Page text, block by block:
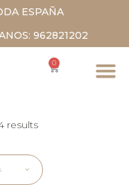
ESPAÑA
962821202
0
results